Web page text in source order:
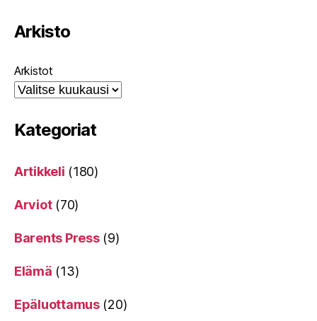
Arkisto
Arkistot
Kategoriat
Artikkeli (180)
Arviot(70)
Barents Press(9)
Elämä (13)
Epäluottamus(20)